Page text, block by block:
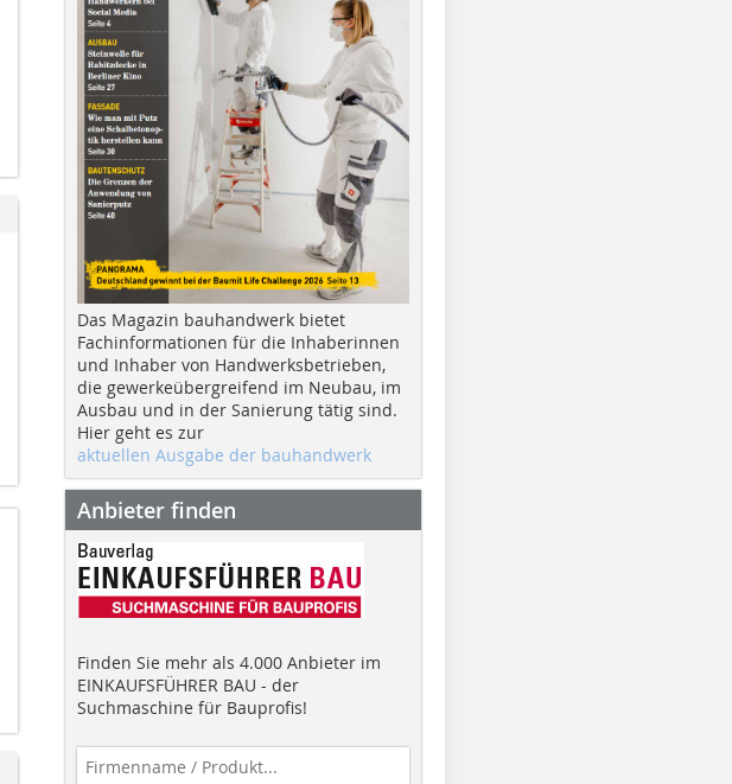
Das Magazin bauhandwerk bietet
Fachinformationen für die Inhaberinnen
und Inhaber von Handwerksbetrieben,
die gewerkeübergreifend im Neubau, im
Ausbau und in der Sanierung tätig sind.
Hier geht es zur
aktuellen Ausgabe der bauhandwerk
Anbieter finden
Finden Sie mehr als 4.000 Anbieter im
EINKAUFSFÜHRER BAU - der
Suchmaschine für Bauprofis!